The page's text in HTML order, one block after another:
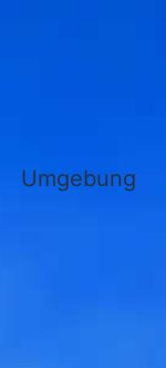
Umgebung